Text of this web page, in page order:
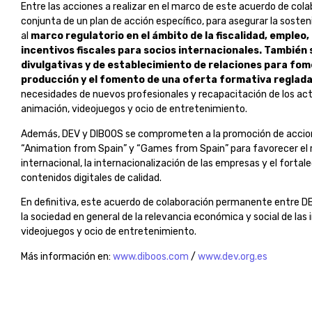
Entre las acciones a realizar en el marco de este acuerdo de
conjunta de un plan de acción específico, para asegurar la
al marco regulatorio en el ámbito de la fiscalidad,
incentivos fiscales para socios internacionales.
divulgativas y de establecimiento de relaciones para
producción y el fomento de una oferta formativa
necesidades de nuevos profesionales y recapacitación de los
animación, videojuegos y ocio de entretenimiento.
Además, DEV y DIBOOS se comprometen a la promoción de
“Animation from Spain” y “Games from Spain” para favorecer
internacional, la internacionalización de las empresas y el
contenidos digitales de calidad.
En definitiva, este acuerdo de colaboración permanente entre
la sociedad en general de la relevancia económica y social de
videojuegos y ocio de entretenimiento.
Más información en: www.diboos.com / www.dev.org.es